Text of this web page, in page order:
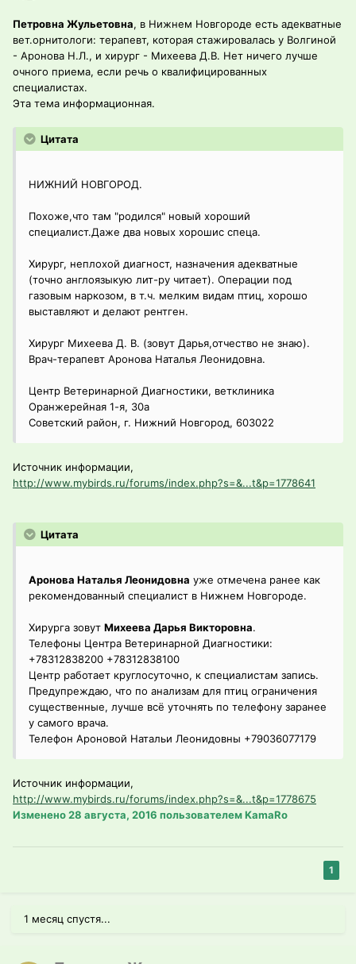
Петровна Жульетовна, в Нижнем Новгороде есть адекватные
вет.орнитологи: терапевт, которая стажировалась у Волгиной
- Аронова Н.Л., и хирург - Михеева Д.В. Нет ничего лучше
очного приема, если речь о квалифицированных
специалистах.
Эта тема информационная.
Цитата
НИЖНИЙ НОВГОРОД.
Похоже,что там "родился" новый хороший
специалист.Даже два новых хорошис спеца.
Хирург, неплохой диагност, назначения адекватные
(точно англоязыкую лит-ру читает). Операции под
газовым наркозом, в т.ч. мелким видам птиц, хорошо
выставляют и делают рентген.
Хирург Михеева Д. В. (зовут Дарья,отчество не знаю).
Врач-терапевт Аронова Наталья Леонидовна.
Центр Ветеринарной Диагностики, ветклиника
Оранжерейная 1-я, 30а
Советский район, г. Нижний Новгород, 603022
Источник информации,
http://www.mybirds.ru/forums/index.php?s=&...t&p=1778641
Цитата
Аронова Наталья Леонидовна уже отмечена ранее как
рекомендованный специалист в Нижнем Новгороде.
Хирурга зовут Михеева Дарья Викторовна.
Телефоны Центра Ветеринарной Диагностики:
+78312838200 +78312838100
Центр работает круглосуточно, к специалистам запись.
Предупреждаю, что по анализам для птиц ограничения
существенные, лучше всё уточнять по телефону заранее
у самого врача.
Телефон Ароновой Натальи Леонидовны +79036077179
Источник информации,
http://www.mybirds.ru/forums/index.php?s=&...t&p=1778675
Изменено28 августа, 2016 пользователем KamaRo
1
1 месяц спустя...